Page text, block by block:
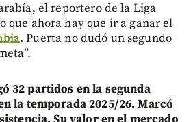
el reportero de la Liga
que ahora hay que ir a ganar el
. Puerta no dudó un segundo
32 partidos en la segunda
la temporada 2025/26. Marcó